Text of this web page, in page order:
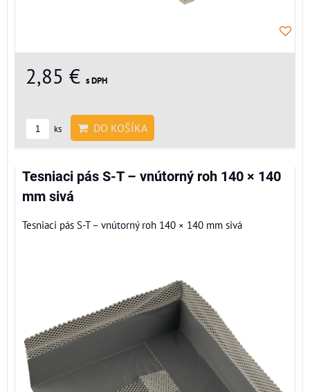
2,85 € s DPH
ks DO KOŠÍKA
Tesniaci pás S-T – vnútorný roh 140 × 140
mm sivá
Tesniaci pás S-T – vnútorný roh 140 × 140 mm sivá